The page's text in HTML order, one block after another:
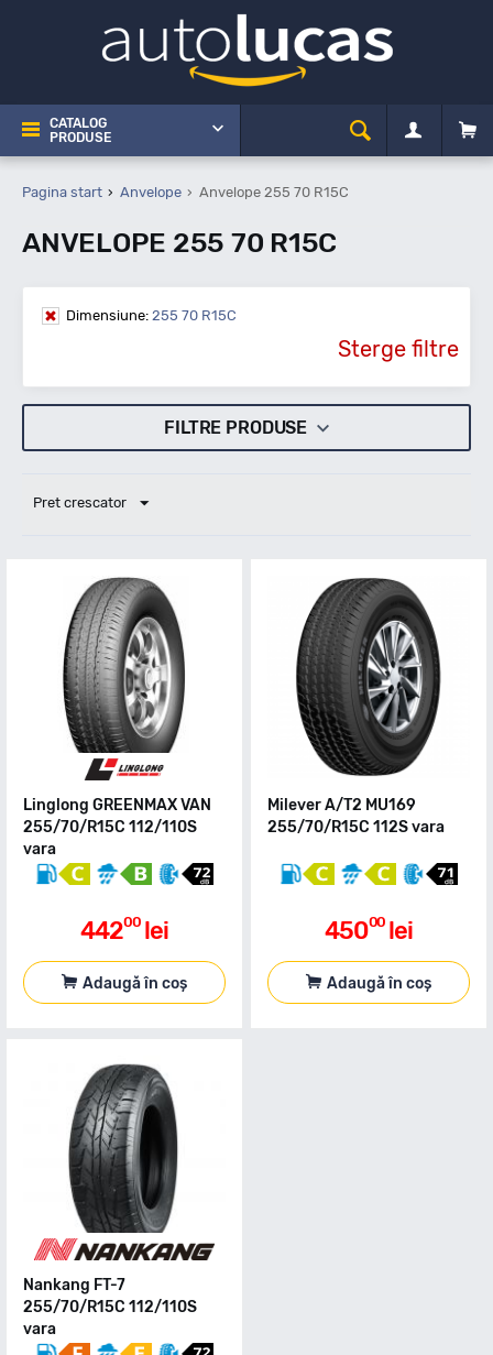
CATALOG
PRODUSE
Pagina start Anvelope Anvelope 255 70 R15C
ANVELOPE 255 70 R15C
Dimensiune: 255 70 R15C
Sterge filtre
FILTRE PRODUSE
Pret crescator
Linglong GREENMAX VAN
255/70/R15C 112/110S
vara
44200 lei
Adaugă în coș
Milever A/T2 MU169
255/70/R15C 112S vara
45000 lei
Adaugă în coș
Nankang FT-7
255/70/R15C 112/110S
vara